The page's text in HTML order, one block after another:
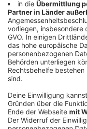
Differenzen war
dass sich
den Standort
für die gesamte
schweren Zeiten
war er eine
deswegen
Münster ihn
unterstützt.